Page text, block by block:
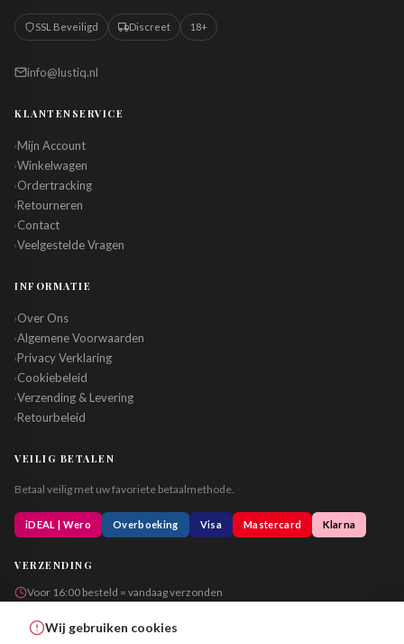
SSL Beveiligd Discreet 18+
info@lustiq.nl
KLANTENSERVICE
›Mijn Account
›Winkelwagen
›Ordertracking
›Retourneren
›Contact
›Veelgestelde Vragen
INFORMATIE
›Over Ons
›Algemene Voorwaarden
›Privacy Verklaring
›Cookiebeleid
›Verzending & Levering
›Retourbeleid
VEILIG BETALEN
Betaal veilig met uw favoriete betaalmethode.
iDEAL | Wero Overboeking Visa Mastercard Klarna
VERZENDING
Voor 16:00 besteld = vandaag verzonden
Wij gebruiken cookies